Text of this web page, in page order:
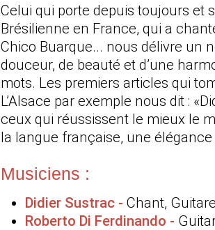
Celui qui porte depuis toujours et
Brésilienne en France, qui a
Chico Buarque... nous délivre un
douceur, de beauté et d’une
mots. Les premiers articles qui
L’Alsace par exemple nous dit :
ceux qui réussissent le mieux le
la langue française, une
Musiciens :
Didier Sustrac - Chant,
Roberto Di Ferdinando -